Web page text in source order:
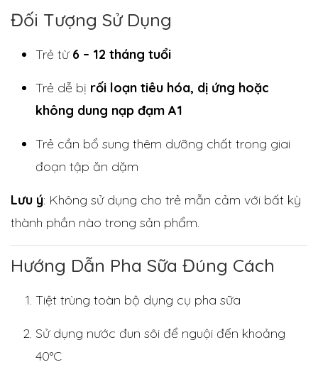
Đối Tượng Sử Dụng
Trẻ từ 6 – 12 tháng tuổi
Trẻ dễ bị rối loạn tiêu hóa, dị ứng hoặc
không dung nạp đạm A1
Trẻ cần bổ sung thêm dưỡng chất trong giai
đoạn tập ăn dặm
Lưu ý: Không sử dụng cho trẻ mẫn cảm với bất kỳ
thành phần nào trong sản phẩm.
Hướng Dẫn Pha Sữa Đúng Cách
Tiệt trùng toàn bộ dụng cụ pha sữa
Sử dụng nước đun sôi để nguội đến khoảng
40°C